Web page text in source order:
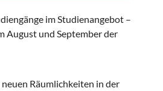
im Studienangebot –
August und September der
Räumlichkeiten in der